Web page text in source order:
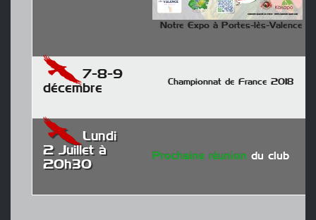
Notre Expo à Portes-lès-Valence
7-8-9
décembre
Championnat de France 2018
Lundi
2 Juillet à
20h30
Prochaine réunion du club